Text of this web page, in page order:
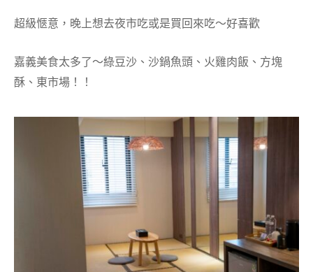
超級愜意，晚上想去夜市吃或是買回來吃～好喜歡
嘉義美食太多了～綠豆沙、沙鍋魚頭、火雞肉飯、方塊
酥、東市場！！